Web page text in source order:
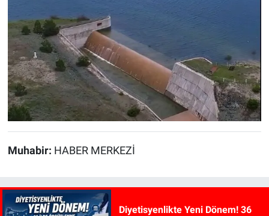
Muhabir: HABER MERKEZİ
Diyetisyenlikte Yeni Dönem! 36